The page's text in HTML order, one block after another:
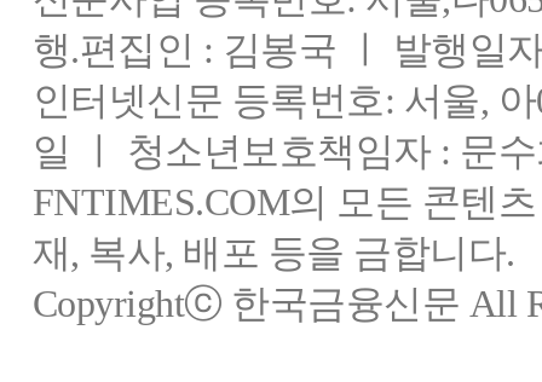
행.편집인 : 김봉국 ㅣ 발행일
인터넷신문 등록번호: 서울,
일 ㅣ 청소년보호책임자 : 문
FNTIMES.COM의 모든 콘텐
재, 복사, 배포 등을 금합니다.
Copyrightⓒ 한국금융신문 All